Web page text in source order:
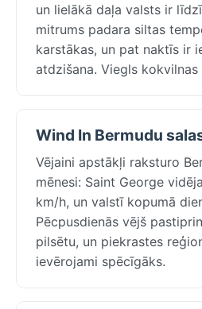
un lielākā daļa valsts ir
mitrums padara siltas
karstākas, un pat naktīs ir
atdzišana. Viegls
Wind In Bermudu
Vējaini apstākļi raksturo
mēnesi: Saint George
km/h, un valstī kopumā
Pēcpusdienās vējš
pilsētu, un piekrastes
ievērojami spēcīgāks.